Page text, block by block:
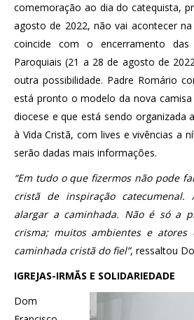
comemoração ao dia do catequista,
agosto de 2022, não vai acontecer
coincide com o encerramento das
Paroquiais (21 a 28 de agosto de
outra possibilidade. Padre Romário
está pronto o modelo da nova
diocese e que está sendo organizada
à Vida Cristã, com lives e vivências a
serão dadas mais informações.
“Em tudo o que fizermos não pode
cristã de inspiração
alargar a caminhada. Não é só a
crisma; muitos ambientes e atores
caminhada cristã do fiel”, ressaltou
IGREJAS-IRMÃS E SOLIDARIEDADE
Dom